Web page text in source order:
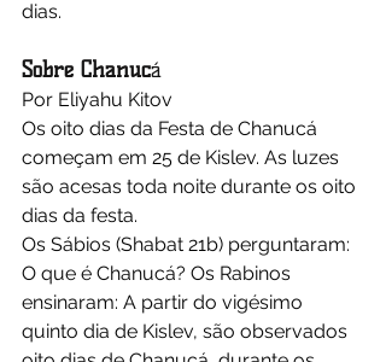
dias.
Sobre Chanucá
Por Eliyahu Kitov
Os oito dias da Festa de Chanucá
começam em 25 de Kislev. As luzes
são acesas toda noite durante os oito
dias da festa.
Os Sábios (Shabat 21b) perguntaram:
O que é Chanucá? Os Rabinos
ensinaram: A partir do vigésimo
quinto dia de Kislev, são observados